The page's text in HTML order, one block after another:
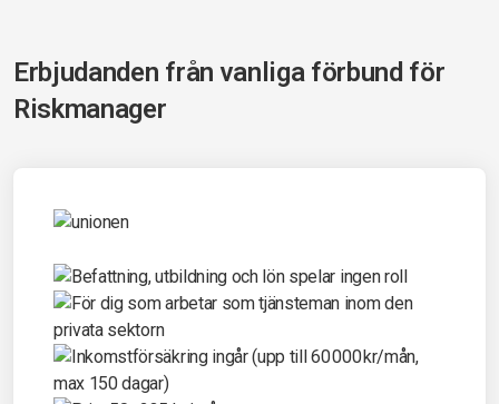
Erbjudanden från vanliga förbund för
Riskmanager